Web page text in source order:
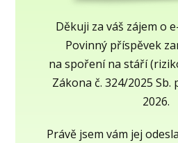
Děkuji za váš zájem o
Povinný příspěvek
na spoření na stáří
Zákona č. 324/2025 Sb.
2026.
Právě jsem vám jej